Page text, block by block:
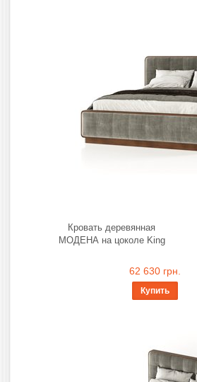
Кровать деревянная
МОДЕНА на цоколе King
62 630 грн.
Купить